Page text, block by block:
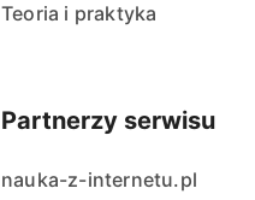
Teoria i praktyka
Partnerzy serwisu
nauka-z-internetu.pl